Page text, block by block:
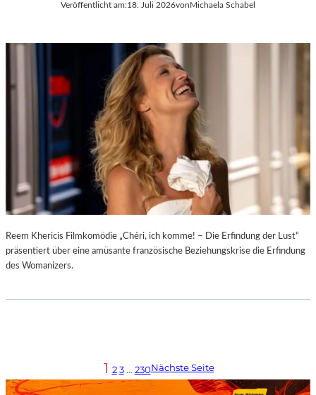
Veröffentlicht am:18. Juli 2026vonMichaela Schabel
Reem Khericis Filmkomödie „Chéri, ich komme! – Die Erfindung der Lust“
präsentiert über eine amüsante französische Beziehungskrise die Erfindung
des Womanizers.
1 2 3 … 230Nächste Seite